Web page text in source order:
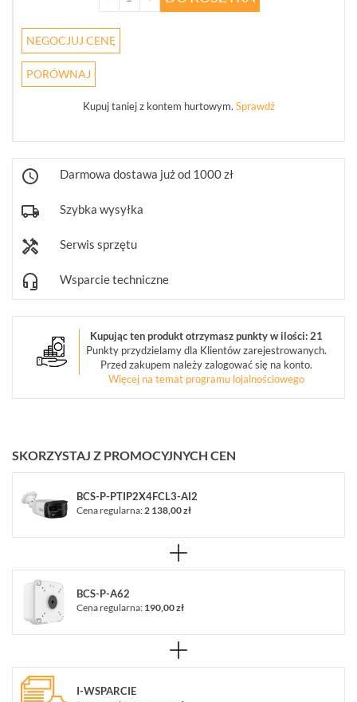
KAMERY
4W1
(68)
REJESTRATORY
PUSZKI
I
(246)
KLAWIATURY
STERUJĄCE
(10)
URZĄDZENIA
(7)
DEKODERY
(1)
ZESTAWY
IP
WSZYSTKO
NEGOCJUJ CENĘ
PORÓWNAJ
Kupuj taniej z kontem hurtowym. Sprawdź
Darmowa dostawa już od 1000 zł
Szybka wysyłka
Serwis sprzętu
Wsparcie techniczne
Kupując ten produkt otrzymasz punkty w ilości: 21
Punkty przydzielamy dla Klientów zarejestrowanych.
Przed zakupem należy zalogować się na konto.
Więcej na temat programu lojalnościowego
SKORZYSTAJ Z PROMOCYJNYCH CEN
BCS-P-PTIP2X4FCL3-AI2
Cena regularna:2 138,00 zł
BCS-P-A62
Cena regularna: 190,00 zł
I-WSPARCIE